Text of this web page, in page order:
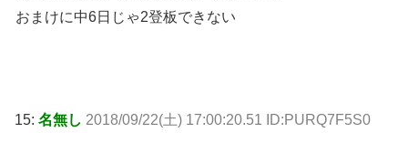
おまけに中6日じゃ2登板できない
15: 名無し 2018/09/22(土) 17:00:20.51 ID:PURQ7F5S0